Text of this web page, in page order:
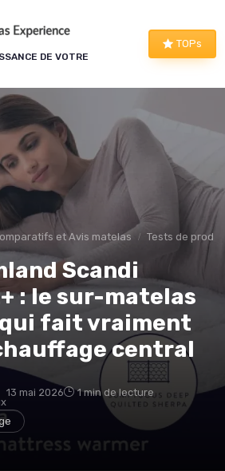
DE VOTRE
TOPs
et Avis matelas Tests de
Scandi
: le sur-matelas
fait vraiment
central
13 mai 2026 1 min de lecture
cookies